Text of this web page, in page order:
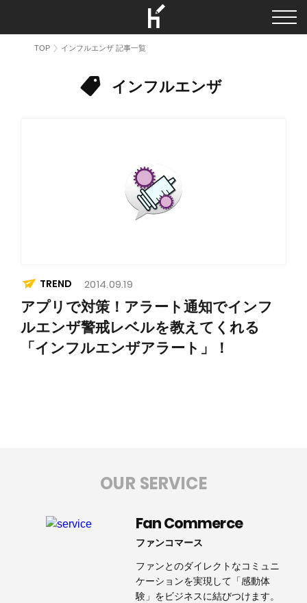
インフルエンザ
TOP インフルエンザ 記事一覧
TREND 2014.09.19
アプリで対策！アラート通知でインフ
ルエンザ警戒レベルを教えてくれる
「インフルエンザアラート」！
OUR SERVICE
Fan Commerce
ファンコマース
ファンとのダイレクトなコミュニ
ケーションを実現して「感動体
験」をビジネスに結びつけます。